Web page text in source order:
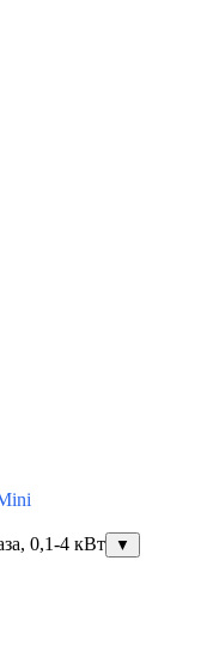
0,1-4 кВт
▼